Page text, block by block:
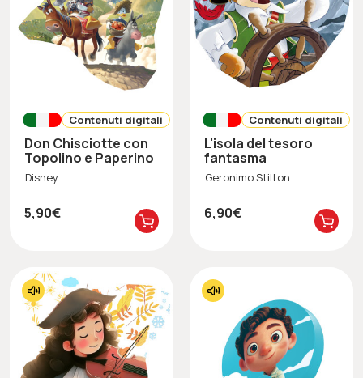
Contenuti digitali
Don Chisciotte con
Topolino e Paperino
Disney
5,90€
Contenuti digitali
L'isola del tesoro
fantasma
Geronimo Stilton
6,90€